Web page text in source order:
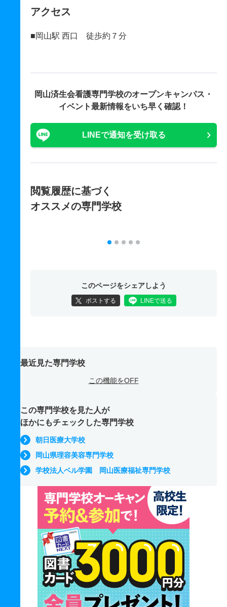
アクセス
■岡山駅 西口 徒歩約７分
岡山済生会看護専門学校のオープンキャンパス・
イベント最新情報をいち早く確認！
LINEで通知を受け取る
閲覧履歴に基づく
オススメの専門学校
このページをシェアしよう
ポストする LINEで送る
最近見た専門学校
この機能をOFF
この専門学校を見た人が
ほかにもチェックした専門学校
朝日医療大学校
岡山県理容美容専門学校
学校法人ベル学園 岡山医療福祉専門学校